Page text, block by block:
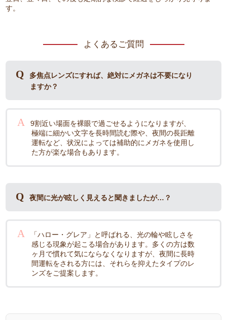
す。
よくあるご質問
多焦点レンズにすれば、絶対にメガネは不要になり
ますか？
9割近い場面を裸眼で過ごせるようになりますが、
極端に細かい文字を長時間読む際や、夜間の長距離
運転など、状況によっては補助的にメガネを使用し
た方が楽な場合もあります。
夜間に光が眩しく見えると聞きましたが…？
「ハロー・グレア」と呼ばれる、光の輪や眩しさを
感じる現象が起こる場合があります。多くの方は数
ヶ月で慣れて気にならなくなりますが、夜間に長時
間運転をされる方には、それらを抑えたタイプのレ
ンズをご提案します。